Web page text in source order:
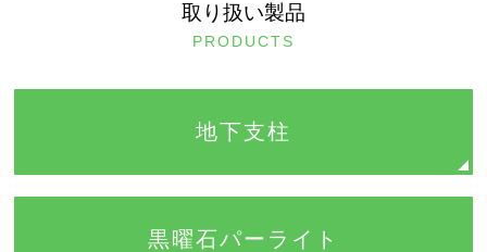
取り扱い製品
PRODUCTS
地下支柱
黒曜石パーライト